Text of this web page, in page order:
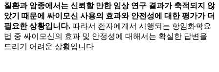
질환과 암종에서는 신뢰할 만한 임상 연구 결과가 축적되지 않
았기 때문에 싸이모신 사용의 효과와 안전성에 대한 평가가 더
필요한 상황입니다. 따라서 환자에게서 시행되는 항암화학요
법 중 싸이모신의 효과 및 안정성에 대해서는 확실한 답변을
드리기 어려운 상황입니다